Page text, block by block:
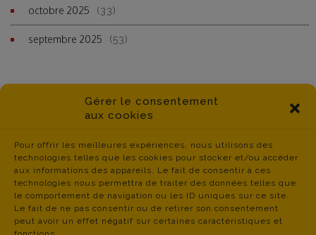
Gérer le consentement
aux cookies
Pour offrir les meilleures expériences, nous utilisons des
technologies telles que les cookies pour stocker et/ou accéder
aux informations des appareils. Le fait de consentir à ces
technologies nous permettra de traiter des données telles que
le comportement de navigation ou les ID uniques sur ce site.
Le fait de ne pas consentir ou de retirer son consentement
peut avoir un effet négatif sur certaines caractéristiques et
octobre 2025 (33)
septembre 2025 (53)